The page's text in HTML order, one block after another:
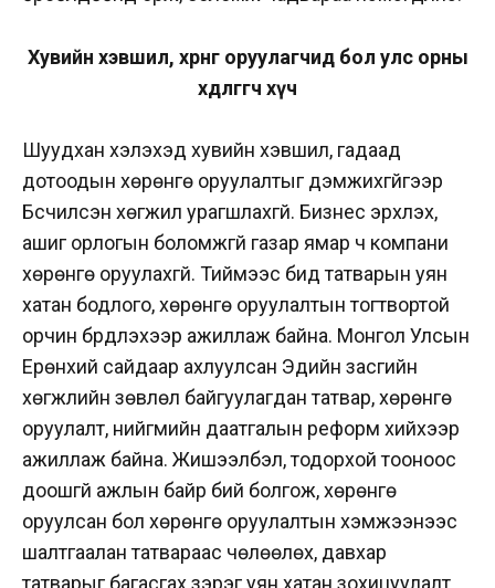
Хувийн хэвшил, хөрөнгө оруулагчид бол улс орны
хөдөлгөгч хүч
Шуудхан хэлэхэд хувийн хэвшил, гадаад
дотоодын хөрөнгө оруулалтыг дэмжихгүйгээр
Бүсчилсэн хөгжил урагшлахгүй. Бизнес эрхлэх,
ашиг орлогын боломжгүй газар ямар ч компани
хөрөнгө оруулахгүй. Тиймээс бид татварын уян
хатан бодлого, хөрөнгө оруулалтын тогтвортой
орчин бүрдүүлэхээр ажиллаж байна. Монгол Улсын
Ерөнхий сайдаар ахлуулсан Эдийн засгийн
хөгжлийн зөвлөл байгуулагдан татвар, хөрөнгө
оруулалт, нийгмийн даатгалын реформ хийхээр
ажиллаж байна. Жишээлбэл, тодорхой тооноос
доошгүй ажлын байр бий болгож, хөрөнгө
оруулсан бол хөрөнгө оруулалтын хэмжээнээс
шалтгаалан татвараас чөлөөлөх, давхар